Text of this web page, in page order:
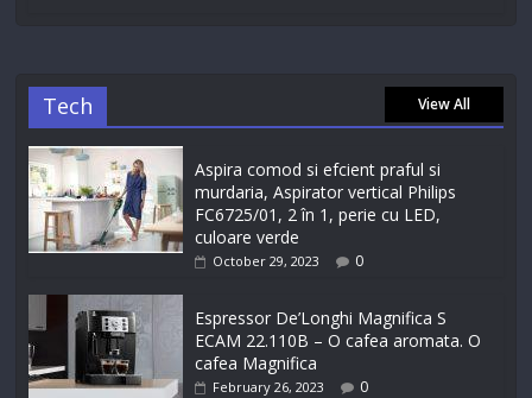
Tech View All
Aspira comod si efcient praful si
murdaria, Aspirator vertical Philips
FC6725/01, 2 în 1, perie cu LED,
culoare verde
October 29, 2023 0
Espressor De’Longhi Magnifica S
ECAM 22.110B – O cafea aromata. O
cafea Magnifica
February 26, 2023 0